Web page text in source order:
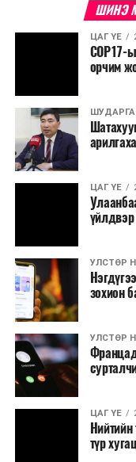
ШИНЭ
ЦАГ ҮЕ
COP17-
орчим
ЦАГ ҮЕ
УЛСТӨР
зохион
УЛСТӨР
ЦАГ ҮЕ
түр